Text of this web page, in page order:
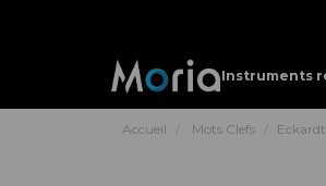
Instruments
Accueil Mots Clefs Eckardt